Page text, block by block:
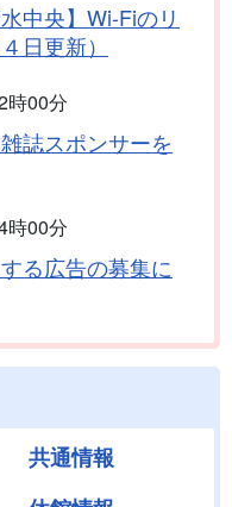
中央】Wi-Fiのリ
日更新）
時00分
誌スポンサーを
時00分
る広告の募集に
共通情報